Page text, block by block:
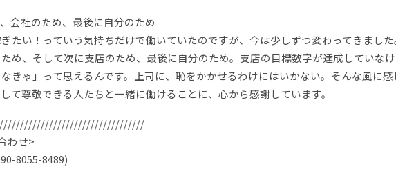
会社のため、最後に自分のため
たい！っていう気持ちだけで働いていたのですが、今は少しずつ変わってきまし
め、そして次に支店のため、最後に自分のため。支店の目標数字が達成していな
きゃ」って思えるんです。上司に、恥をかかせるわけにはいかない。そんな風に感
て尊敬できる人たちと一緒に働けることに、心から感謝しています。
わせ>
8055-8489)